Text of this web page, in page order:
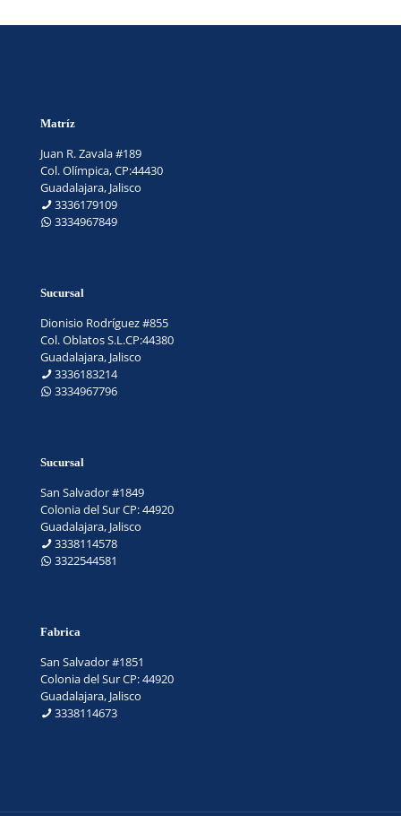
Matríz
Juan R. Zavala #189
Col. Olímpica, CP:44430
Guadalajara, Jalisco
3336179109
3334967849
Sucursal
Dionisio Rodríguez #855
Col. Oblatos S.L.CP:44380
Guadalajara, Jalisco
3336183214
3334967796
Sucursal
San Salvador #1849
Colonia del Sur CP: 44920
Guadalajara, Jalisco
3338114578
3322544581
Fabrica
San Salvador #1851
Colonia del Sur CP: 44920
Guadalajara, Jalisco
3338114673